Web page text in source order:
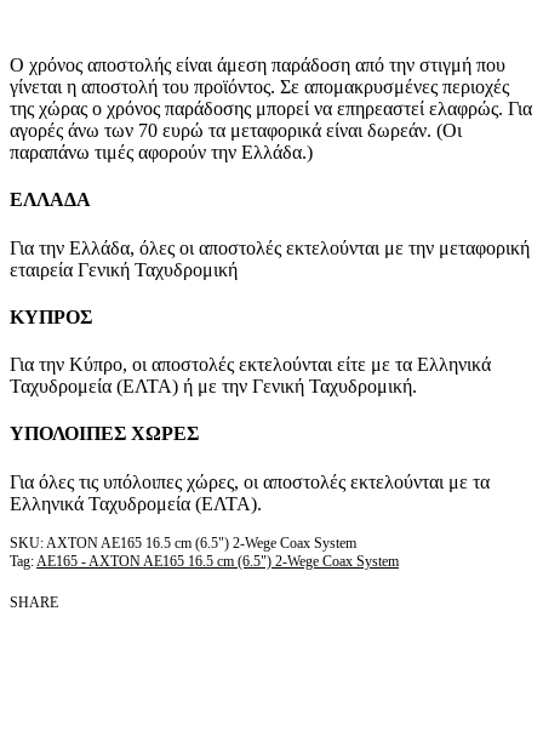
Ο χρόνος αποστολής είναι άμεση παράδοση από την στιγμή που
γίνεται η αποστολή του προϊόντος. Σε απομακρυσμένες περιοχές
της χώρας ο χρόνος παράδοσης μπορεί να επηρεαστεί ελαφρώς. Για
αγορές άνω των 70 ευρώ τα μεταφορικά είναι δωρεάν. (Οι
παραπάνω τιμές αφορούν την Ελλάδα.)
ΕΛΛΑΔΑ
Για την Ελλάδα, όλες οι αποστολές εκτελούνται με την μεταφορική
εταιρεία Γενική Ταχυδρομική
ΚΥΠΡΟΣ
Για την Κύπρο, οι αποστολές εκτελούνται είτε με τα Ελληνικά
Ταχυδρομεία (ΕΛΤΑ) ή με την Γενική Ταχυδρομική.
ΥΠΟΛΟΙΠΕΣ ΧΩΡΕΣ
Για όλες τις υπόλοιπες χώρες, οι αποστολές εκτελούνται με τα
Ελληνικά Ταχυδρομεία (ΕΛΤΑ).
AXTON AE165 16.5 cm (6.5") 2-Wege Coax System
Tag: AE165 - AXTON AE165 16.5 cm (6.5") 2-Wege Coax System
SHARE